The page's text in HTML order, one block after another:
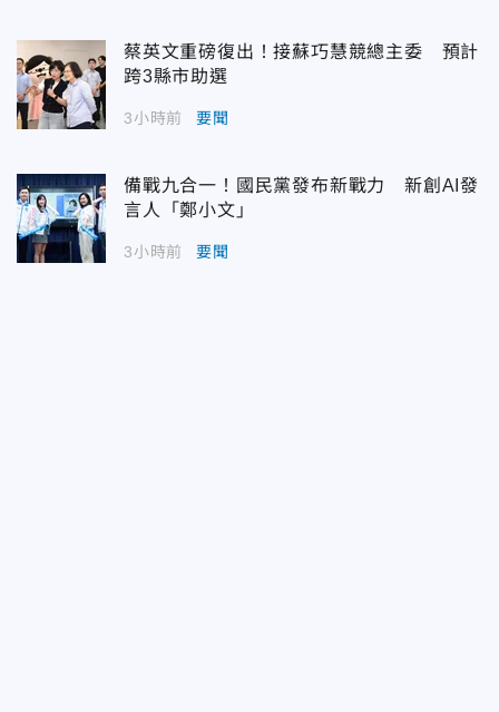
蔡英文重磅復出！接蘇巧慧競總主委 預計
跨3縣市助選
3小時前 要聞
備戰九合一！國民黨發布新戰力 新創AI發
言人「鄭小文」
3小時前 要聞